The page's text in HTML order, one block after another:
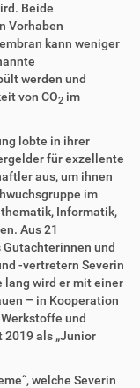
Beide
Vorhaben
kann weniger
werden und
von CO2 im
lobte in ihrer
für exzellente
aus, um ihnen
im
Informatik,
Aus 21
und
-vertretern Severin
lang wird er mit einer
– in Kooperation
und
2019 als „Junior
welche Severin